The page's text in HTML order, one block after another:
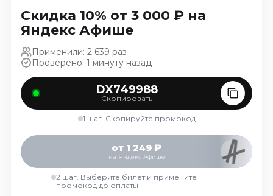
Спорт
Август 2026
Сентябрь 2026
Октябрь 2026
События
Сентябрь 2026
Октябрь 2026
Ноябрь 2026
Декабрь 2026
Скидка 10% от 3 000 ₽ на
Яндекс Афише
Применили: 2 639 раз
Проверено: 1 минуту назад
DX749988
Скопировать
1 шаг. Скопируйте промокод
от 1 249 ₽
на Яндекс Афише
2 шаг. Выберите билет и примените
промокод до оплаты